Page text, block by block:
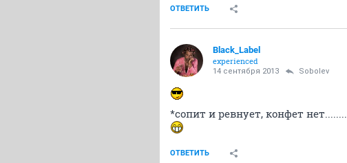
ОТВЕТИТЬ
Black_Label
experienced
14 сентября 2013 Sobolev
*сопит и ревнует, конфет нет........
ОТВЕТИТЬ